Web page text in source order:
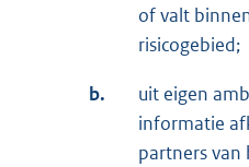
of valt
risicogebied;
b.
uit eigen
informatie
partners van